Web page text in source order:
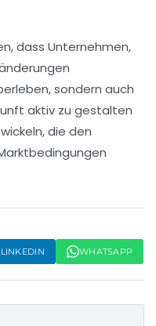
dass Unternehmen,
sondern auch
aktiv zu gestalten
die den
LINKEDIN WHATSAPP